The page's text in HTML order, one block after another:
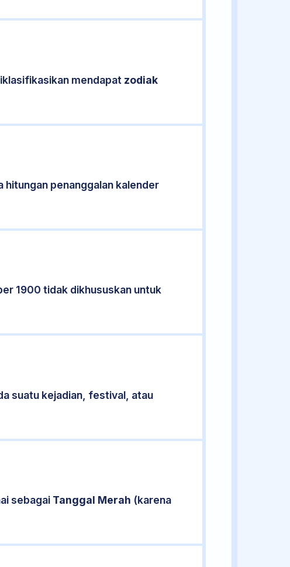
mendapat zodiak
hitungan penanggalan kalender
1900 tidak dikhususkan untuk
suatu kejadian, festival, atau
sebagai Tanggal Merah (karena